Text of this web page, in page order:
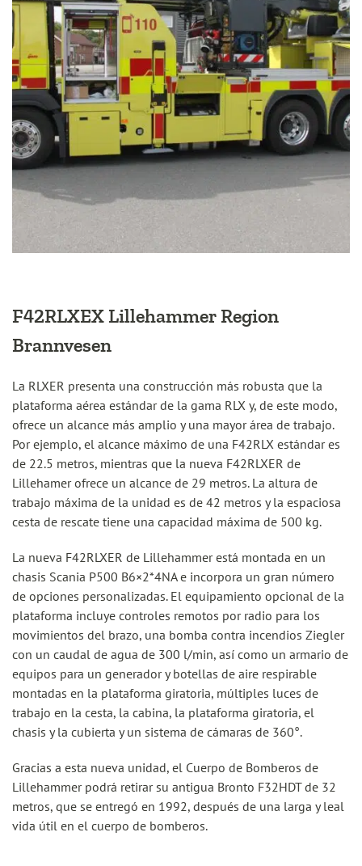
F42RLXEX Lillehammer Region
Brannvesen
La RLXER presenta una construcción más robusta que la
plataforma aérea estándar de la gama RLX y, de este modo,
ofrece un alcance más amplio y una mayor área de trabajo.
Por ejemplo, el alcance máximo de una F42RLX estándar es
de 22.5 metros, mientras que la nueva F42RLXER de
Lillehamer ofrece un alcance de 29 metros. La altura de
trabajo máxima de la unidad es de 42 metros y la espaciosa
cesta de rescate tiene una capacidad máxima de 500 kg.
La nueva F42RLXER de Lillehammer está montada en un
chasis Scania P500 B6×2*4NA e incorpora un gran número
de opciones personalizadas. El equipamiento opcional de la
plataforma incluye controles remotos por radio para los
movimientos del brazo, una bomba contra incendios Ziegler
con un caudal de agua de 300 l/min, así como un armario de
equipos para un generador y botellas de aire respirable
montadas en la plataforma giratoria, múltiples luces de
trabajo en la cesta, la cabina, la plataforma giratoria, el
chasis y la cubierta y un sistema de cámaras de 360°.
Gracias a esta nueva unidad, el Cuerpo de Bomberos de
Lillehammer podrá retirar su antigua Bronto F32HDT de 32
metros, que se entregó en 1992, después de una larga y leal
vida útil en el cuerpo de bomberos.